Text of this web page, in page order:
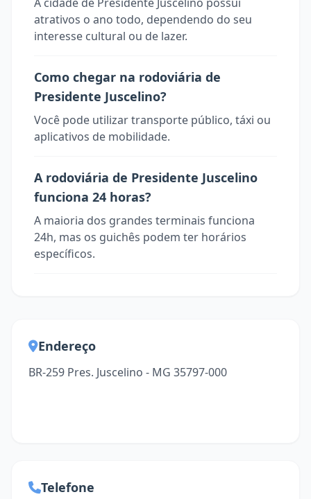
atrativos o ano todo, dependendo do seu
interesse cultural ou de lazer.
Como chegar na rodoviária de
Presidente Juscelino?
Você pode utilizar transporte público, táxi ou
aplicativos de mobilidade.
A rodoviária de Presidente Juscelino
funciona 24 horas?
A maioria dos grandes terminais funciona
24h, mas os guichês podem ter horários
específicos.
Endereço
BR-259 Pres. Juscelino - MG 35797-000
Telefone